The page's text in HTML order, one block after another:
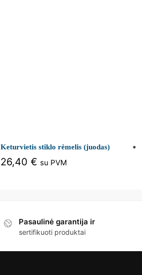
Keturvietis stiklo rėmelis (juodas)
26,40 € su PVM
Pasaulinė garantija ir
sertifikuoti produktai